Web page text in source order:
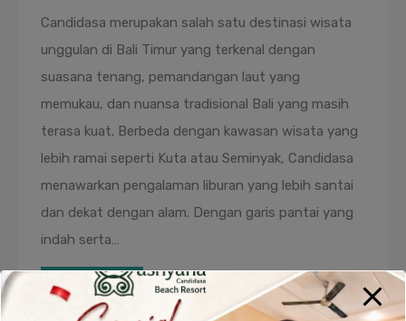
Candidasa merupakan salah satu destinasi wisata
unggulan di Bali Timur yang terkenal dengan
suasana tenang, pemandangan laut yang
memukau, dan nuansa tradisional Bali yang masih
terasa kuat. Berbeda dengan kawasan wisata yang
lebih ramai seperti Kuta atau Seminyak, Candidasa
menawarkan pengalaman liburan yang lebih santai
dan dekat dengan alam. Dengan garis pantai yang
indah serta…
Read More